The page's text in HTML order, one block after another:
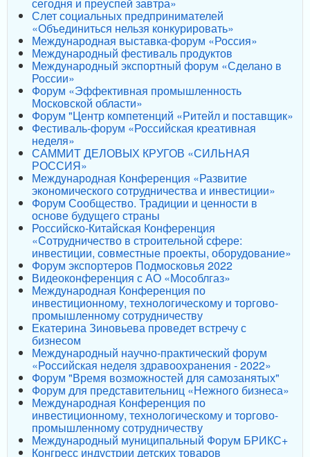
Слет социальных предпринимателей
«Объединиться нельзя конкурировать»
Международная выставка-форум «Россия»
Международный фестиваль продуктов
Международный экспортный форум «Сделано в
России»
Форум «Эффективная промышленность
Московской области»
Форум "Центр компетенций «Ритейл и поставщик»
Фестиваль-форум «Российская креативная
неделя»
САММИТ ДЕЛОВЫХ КРУГОВ «СИЛЬНАЯ
РОССИЯ»
Международная Конференция «Развитие
экономического сотрудничества и инвестиции»
Форум Сообщество. Традиции и ценности в
основе будущего страны
Российско-Китайская Конференция
«Сотрудничество в строительной сфере:
инвестиции, совместные проекты, оборудование»
Форум экспортеров Подмосковья 2022
Видеоконференция с АО «Мособлгаз»
Международная Конференция по
инвестиционному, технологическому и торгово-
промышленному сотрудничеству
Екатерина Зиновьева проведет встречу с
бизнесом
Международный научно-практический форум
«Российская неделя здравоохранения - 2022»
Форум "Время возможностей для самозанятых"
Форум для представительниц «Нежного бизнеса»
Международная Конференция по
инвестиционному, технологическому и торгово-
промышленному сотрудничеству
Международный муниципальный Форум БРИКС+
Конгресс индустрии детских товаров